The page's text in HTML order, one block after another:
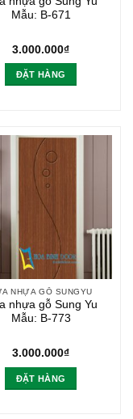
Mẫu: B-671
3.000.000₫
ĐẶT HÀNG
NHỰA GỖ SUNGYU
nhựa gỗ Sung Yu
Mẫu: B-773
3.000.000₫
ĐẶT HÀNG